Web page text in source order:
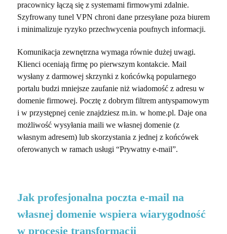
pracownicy łączą się z systemami firmowymi zdalnie.
Szyfrowany tunel VPN chroni dane przesyłane poza biurem
i minimalizuje ryzyko przechwycenia poufnych informacji.
Komunikacja zewnętrzna wymaga równie dużej uwagi.
Klienci oceniają firmę po pierwszym kontakcie. Mail
wysłany z darmowej skrzynki z końcówką popularnego
portalu budzi mniejsze zaufanie niż wiadomość z adresu w
domenie firmowej. Pocztę z dobrym filtrem antyspamowym
i w przystępnej cenie znajdziesz m.in. w home.pl. Daje ona
możliwość wysyłania maili we własnej domenie (z
własnym adresem) lub skorzystania z jednej z końcówek
oferowanych w ramach usługi “Prywatny e-mail”.
Jak profesjonalna poczta e-mail na
własnej domenie wspiera wiarygodność
w procesie transformacji